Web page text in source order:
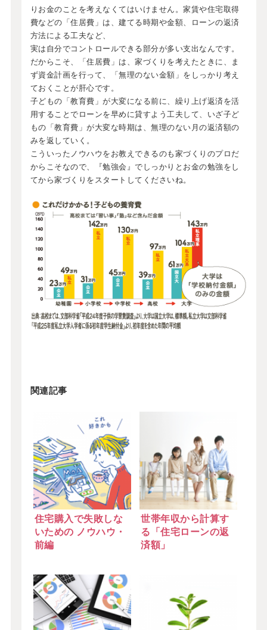
りお金のことを考えなくてはいけません。家賃や住宅取得
費などの「住居費」は、建てる時期や金額、ローンの返済
方法による工夫など、
実は自分でコントロールできる部分が多い支出なんです。
だからこそ、「住居費」は、家づくりを考えたときに、ま
ず資金計画を行って、「無理のない金額」をしっかり考え
ておくことが肝心です。
子どもの「教育費」が大変になる前に、繰り上げ返済を活
用することでローンを早めに貸すよう工夫して、いざ子ど
もの「教育費」が大変な時期は、無理のない月の返済額の
みを返していく。
こういったノウハウをお教えできるのも家づくりのプロだ
からこそなので、『勉強会』でしっかりとお金の勉強をし
てから家づくりをスタートしてくださいね。
関連記事
住宅購入で失敗しな
いための ノウハウ・
前編
世帯年収から計算す
る「住宅ローンの返
済額」